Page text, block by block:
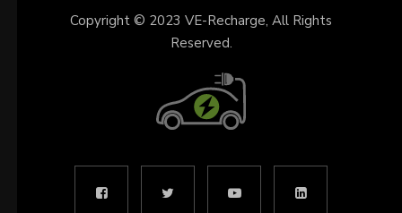
Copyright © 2023 VE-Recharge, All Rights
Reserved.